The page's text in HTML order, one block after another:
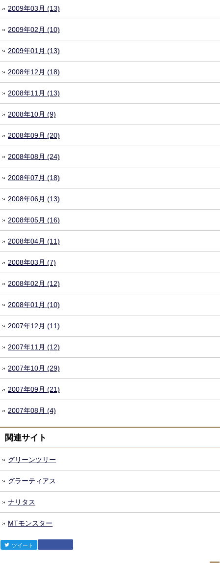
2009年03月 (13)
2009年02月 (10)
2009年01月 (13)
2008年12月 (18)
2008年11月 (13)
2008年10月 (9)
2008年09月 (20)
2008年08月 (24)
2008年07月 (18)
2008年06月 (13)
2008年05月 (16)
2008年04月 (11)
2008年03月 (7)
2008年02月 (12)
2008年01月 (10)
2007年12月 (11)
2007年11月 (12)
2007年10月 (29)
2007年09月 (21)
2007年08月 (4)
関連サイト
グリーンツリー
グラーティアス
ナリタス
MTモンスター
森田健太郎
ツイート